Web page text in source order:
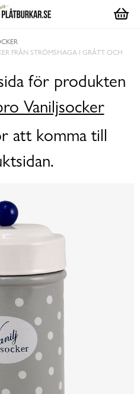
FRÅN STRÖMSHAGA I GRÅTT OCH
för produkten
Vaniljsocker
att komma till